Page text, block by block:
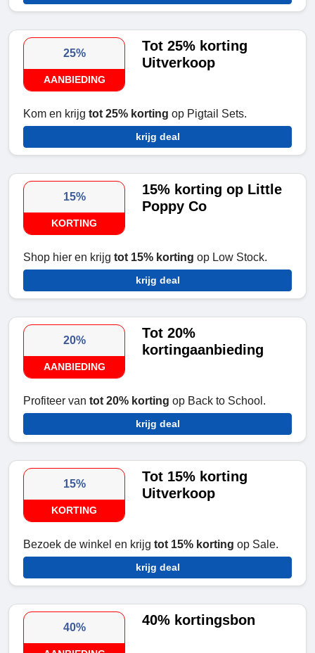
25%
AANBIEDING
Tot 25% korting
Uitverkoop
Kom en krijg tot 25% korting op Pigtail Sets.
krijg deal
15%
KORTING
15% korting op Little
Poppy Co
Shop hier en krijg tot 15% korting op Low Stock.
krijg deal
20%
AANBIEDING
Tot 20%
kortingaanbieding
Profiteer van tot 20% korting op Back to School.
krijg deal
15%
KORTING
Tot 15% korting
Uitverkoop
Bezoek de winkel en krijg tot 15% korting op Sale.
krijg deal
40% 40% kortingsbon